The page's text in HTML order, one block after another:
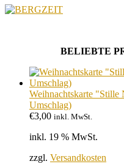
BELIEBTE
Weihnachtskarte
Umschlag)
€3,00 inkl. MwSt.
inkl. 19 % MwSt.
zzgl. Versandkosten